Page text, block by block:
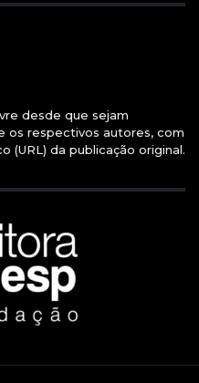
desde que sejam
os respectivos autores, com
(URL) da publicação original.